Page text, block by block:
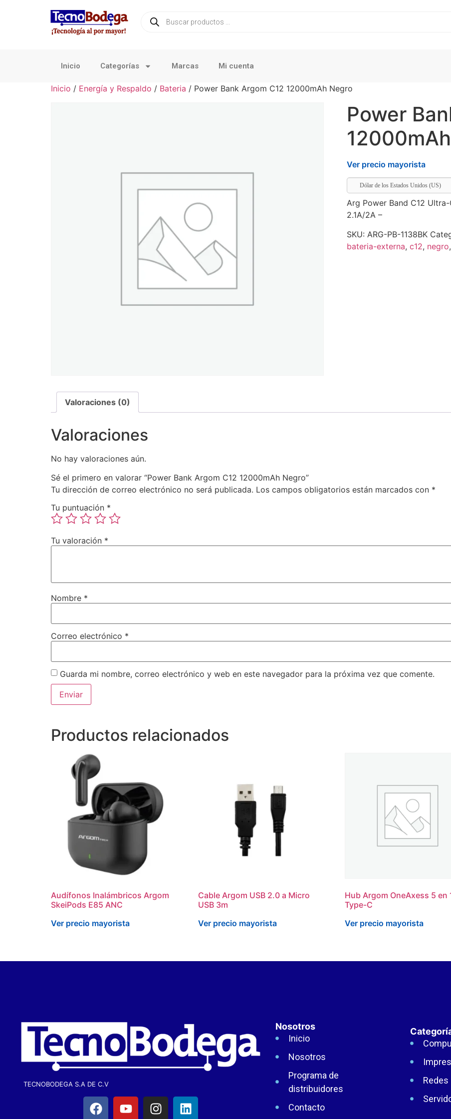
Inicio Categorías Marcas Mi cuenta
Inicio / Energía y Respaldo / Bateria / Power Bank Argom C12 12000mAh Negro
Power
Ver precio mayorista
Dólar de los Estados Unidos (US)
Arg Power Band C12
2.1A/2A –
SKU: ARG-PB-1138BK
bateria-externa, c12, negro,
Valoraciones (0)
Valoraciones
No hay valoraciones aún.
Sé el primero en valorar “Power Bank Argom C12 12000mAh Negro”
Tu dirección de correo electrónico no será publicada. Los campos obligatorios están marcados con *
Tu puntuación *
Tu valoración *
Nombre *
Correo electrónico *
Guarda mi nombre, correo electrónico y web en este navegador para la próxima vez que comente.
Productos relacionados
Audífonos Inalámbricos Argom
SkeiPods E85 ANC
Ver precio mayorista
Cable Argom USB 2.0 a Micro
USB 3m
Ver precio mayorista
Hub Argom OneAxess 5 en
Type-C
Ver precio mayorista
TECNOBODEGA S.A DE C.V
Nosotros
Inicio
Nosotros
Programa de
distribuidores
Contacto
Redes